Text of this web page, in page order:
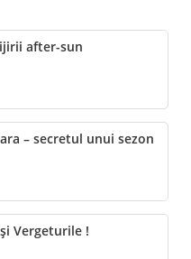
after-sun
– secretul unui sezon
Vergeturile !